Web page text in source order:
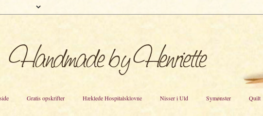
Gratis opskrifter Hæklede Hospitalsklovne Nisser i Uld Symønster Quilt